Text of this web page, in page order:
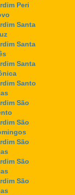
Peri
Santa
Santa
Santa
Santo
São
São
São
São
São